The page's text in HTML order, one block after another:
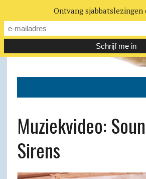
Muziekvideo:
Sirens
Ontvang sjabbatslezingen